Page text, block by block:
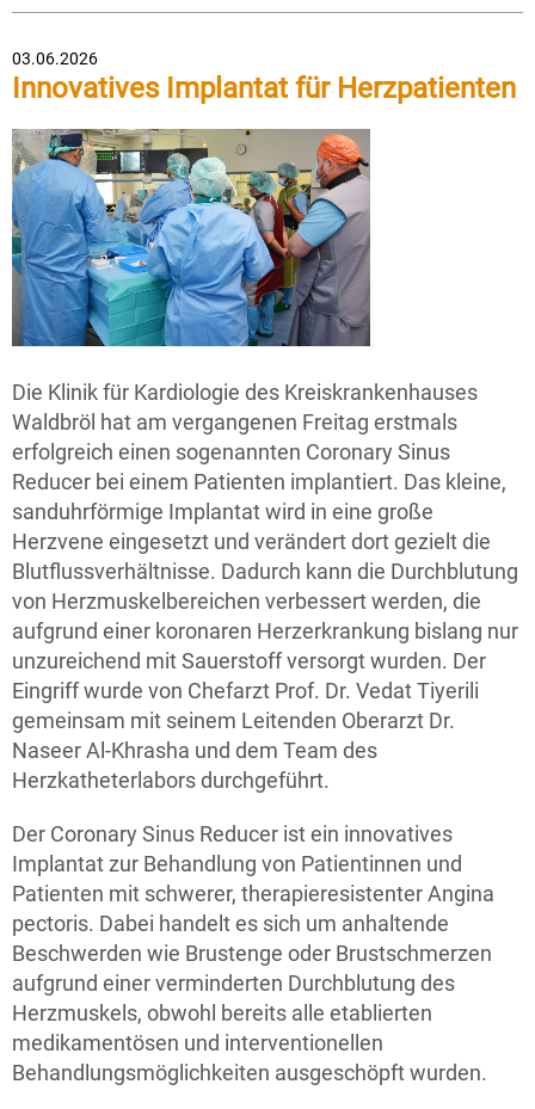
03.06.2026
Innovatives Implantat für Herzpatienten
Die Klinik für Kardiologie des Kreiskrankenhauses
Waldbröl hat am vergangenen Freitag erstmals
erfolgreich einen sogenannten Coronary Sinus
Reducer bei einem Patienten implantiert. Das kleine,
sanduhrförmige Implantat wird in eine große
Herzvene eingesetzt und verändert dort gezielt die
Blutflussverhältnisse. Dadurch kann die Durchblutung
von Herzmuskelbereichen verbessert werden, die
aufgrund einer koronaren Herzerkrankung bislang nur
unzureichend mit Sauerstoff versorgt wurden. Der
Eingriff wurde von Chefarzt Prof. Dr. Vedat Tiyerili
gemeinsam mit seinem Leitenden Oberarzt Dr.
Naseer Al-Khrasha und dem Team des
Herzkatheterlabors durchgeführt.
Der Coronary Sinus Reducer ist ein innovatives
Implantat zur Behandlung von Patientinnen und
Patienten mit schwerer, therapieresistenter Angina
pectoris. Dabei handelt es sich um anhaltende
Beschwerden wie Brustenge oder Brustschmerzen
aufgrund einer verminderten Durchblutung des
Herzmuskels, obwohl bereits alle etablierten
medikamentösen und interventionellen
Behandlungsmöglichkeiten ausgeschöpft wurden.